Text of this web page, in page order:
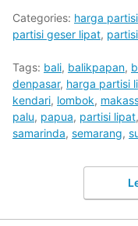
Categories: harga
partisi geser lipat,
Tags: bali, balikpapan,
denpasar, harga partisi
kendari, lombok,
palu, papua, partisi lipat,
samarinda, semarang,